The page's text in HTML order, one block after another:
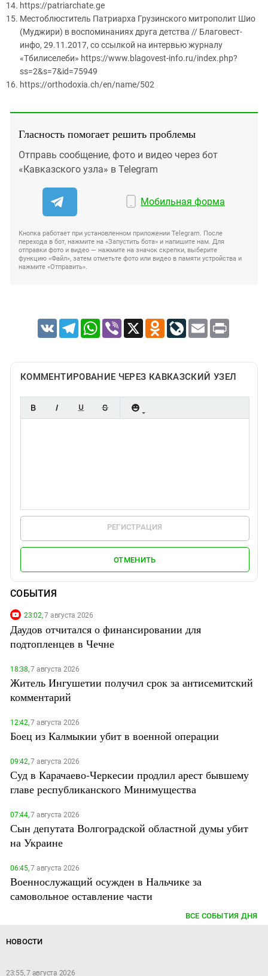
https://patriarchate.ge
Местоблюститель Патриарха Грузинского митрополит Шио
(Муджири) в воспоминаниях друга детства // Благовест-
инфо, 29.11.2017, со ссылкой на интервью журналу
«Тбилиселеби» https://www.blagovest-info.ru/index.php?
ss=2&s=7&id=75949
https://orthodoxia.ch/en/name/502
Гласность помогает решить проблемы
Отправь сообщение, фото и видео через бот
«Кавказского узла» в Telegram
Мобильная форма
Кнопка работает при установленном приложении Telegram. После
перехода в бот, нажмите на «Запустить бота» и напишите нам. Для
отправки фото и видео — нажмите на значок скрепки, выберите
функцию «Файл», затем отметьте фото или видео в памяти устройства и
нажмите «Отправить».
VK TelegramWhatsApp
Viber X Odnoklassniki
LiveJournal
Email Print
КОММЕНТИРОВАНИЕ ЧЕРЕЗ КАВКАЗСКИЙ УЗЕЛ
РЕГИСТРАЦИЯ
ОТМЕНИТЬ
СОБЫТИЯ
23:02,7 августа 2026
Даудов отчитался о финансировании для
подтопленцев в Чечне
18:38,7 августа 2026
Житель Ингушетии получил срок за антисемитский
комментарий
12:42,7 августа 2026
Боец из Калмыкии убит в военной операции
09:42,7 августа 2026
Суд в Карачаево-Черкесии продлил арест бывшему
главе республиканского Минимущества
07:44,7 августа 2026
Сын депутата Волгоградской областной думы убит
на Украине
06:45,7 августа 2026
Военнослужащий осужден в Нальчике за
самовольное оставление части
ВСЕ СОБЫТИЯ ДНЯ
НОВОСТИ
23:55, 7 августа 2026